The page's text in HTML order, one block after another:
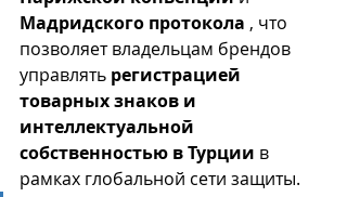
Мадридского протокола , что
позволяет владельцам брендов
управлять регистрацией
товарных знаков и
интеллектуальной
собственностью в Турции в
рамках глобальной сети защиты.